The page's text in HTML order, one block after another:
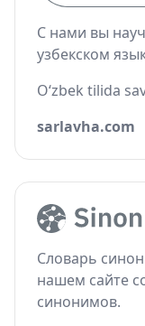
С нами вы
узбекском
O‘zbek tilida
sarlavha.com
Словарь
нашем сайте
синонимов.